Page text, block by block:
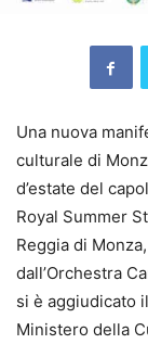
Una nuova
culturale di
d’estate del
Royal Summer
Reggia di
dall’Orchestra
si è aggiudicato
Ministero della